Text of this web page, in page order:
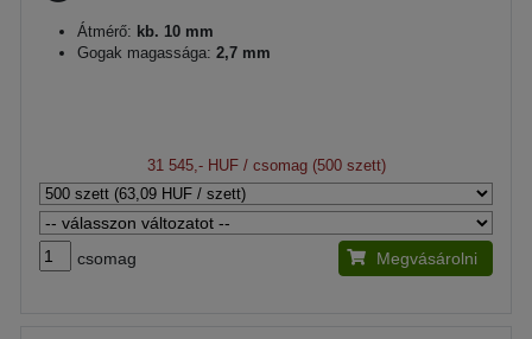
Átmérő: kb. 10 mm
Gogak magassága: 2,7 mm
31 545,- HUF/ csomag (500 szett)
csomag Megvásárolni